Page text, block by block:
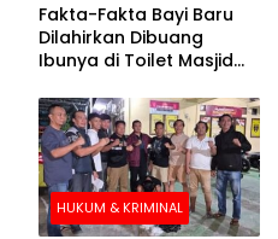
Fakta-Fakta Bayi Baru
Dilahirkan Dibuang
Ibunya di Toilet Masjid
HUKUM & KRIMINAL